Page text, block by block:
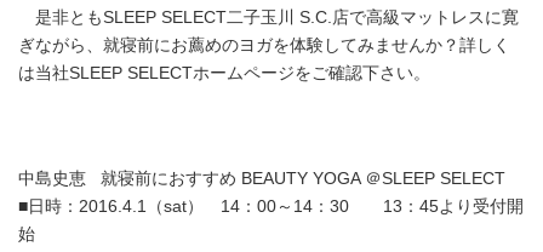
是非ともSLEEP SELECT二子玉川 S.C.店で高級マットレスに寛
ぎながら、就寝前にお薦めのヨガを体験してみませんか？詳しく
は当社SLEEP SELECTホームページをご確認下さい。
中島史恵 就寝前におすすめ BEAUTY YOGA ＠SLEEP SELECT
■日時：2016.4.1（sat） 14：00～14：30 13：45より受付開
始